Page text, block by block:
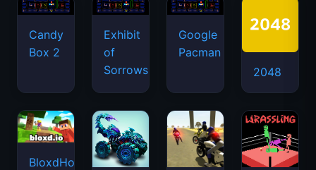
Candy
Box 2
Exhibit
of
Sorrows
Google
Pacman
2048
BloxdHop.io